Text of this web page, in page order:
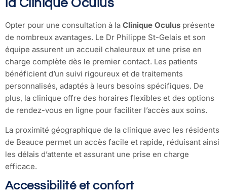
la Clinique Oculus
Opter pour une consultation à la Clinique Oculus présente
de nombreux avantages. Le Dr Philippe St-Gelais et son
équipe assurent un accueil chaleureux et une prise en
charge complète dès le premier contact. Les patients
bénéficient d’un suivi rigoureux et de traitements
personnalisés, adaptés à leurs besoins spécifiques. De
plus, la clinique offre des horaires flexibles et des options
de rendez-vous en ligne pour faciliter l’accès aux soins.
La proximité géographique de la clinique avec les résidents
de Beauce permet un accès facile et rapide, réduisant ainsi
les délais d’attente et assurant une prise en charge
efficace.
Accessibilité et confort